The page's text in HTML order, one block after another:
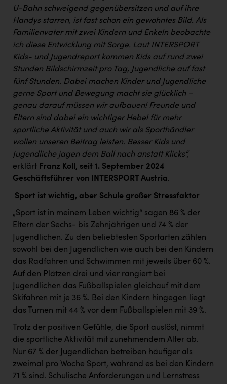
Orlen
PEZ
REMAX
RE/MAX Welcome
Resch&Frisch
RUBBLE MASTER
Ruderclub Wels
Schwingshandl - automation technology gmbh
Seher + Partner
Smurfit Westrock Nettingsdorf
TCL
TGW Logistics
VERITAS
Vier Diamanten
Vorlagenportal
U-Bahn schweigend gegenübersitzen und auf ihre
Handys starren, ist fast schon ein gewohntes Bild. Als
Familienvater mit zwei Kindern und Enkeln beobachte
ich diese Entwicklung mit Sorge. Laut INTERSPORT
Kids- und Jugendreport kommen Kids auf rund zwei
Stunden Bildschirmzeit pro Tag, Jugendliche auf fast
fünf Stunden. Dabei machen Kinder und Jugendliche
gerne Sport und Bewegung macht sie glücklich –
genau darauf müssen wir aufbauen! Freunde und
Eltern sind dabei ein wichtiger Hebel für mehr
sportliche Aktivität und auch wir als Sporthändler
wollen unseren Beitrag leisten. Besser Kids und
Jugendliche jagen dem Ball nach anstatt Klicks“,
erklärt Franz Koll, seit 1. September 2024
Geschäftsführer von INTERSPORT Austria.
Sport ist wichtig, aber Schule großer Stressfaktor
„Sport ist in meinem Leben wichtig“ sagen 86 % der
Eltern der Sechs- bis Zehnjährigen und 74 % der
Jugendlichen. Zu den beliebtesten Sportarten zählen
sowohl bei den Jugendlichen wie auch bei den Kindern
das Radfahren und Schwimmen mit jeweils über 60 %.
Auf den Plätzen drei und vier rangiert bei
Jugendlichen das Fußballspielen gleichauf mit dem
Skifahren mit je 36 %. Bei den Kindern hingegen liegt
das Turnen mit 44 % vor dem Fußballspielen mit 39 %.
Trotz der positiven Gefühle, die Sport auslöst, nimmt
die sportliche Aktivität mit zunehmendem Alter ab. ​
Nur 67 % der Jugendlichen betreiben häufiger als
zweimal pro Woche Sport, während es bei den Kindern
71 % sind. Schulische Anforderungen und Lernstress